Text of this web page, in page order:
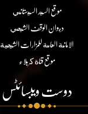
موقع السيد السيستاني
ديوان الوقف الشيعي
الامانة العامة للمزارات الشيعية
موقع قناة كربلاء
دوست ویبسائٹس